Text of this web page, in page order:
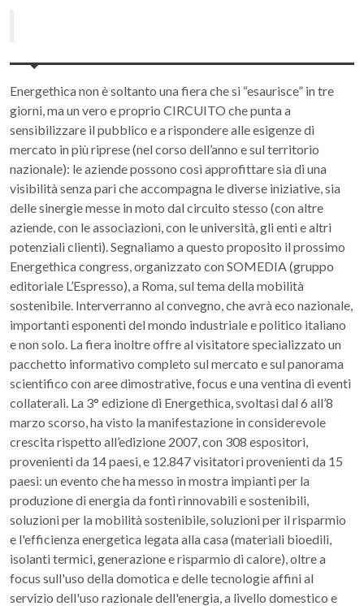
Energethica non è soltanto una fiera che si “esaurisce” in tre
giorni, ma un vero e proprio CIRCUITO che punta a
sensibilizzare il pubblico e a rispondere alle esigenze di
mercato in più riprese (nel corso dell’anno e sul territorio
nazionale): le aziende possono così approfittare sia di una
visibilità senza pari che accompagna le diverse iniziative, sia
delle sinergie messe in moto dal circuito stesso (con altre
aziende, con le associazioni, con le università, gli enti e altri
potenziali clienti). Segnaliamo a questo proposito il prossimo
Energethica congress, organizzato con SOMEDIA (gruppo
editoriale L’Espresso), a Roma, sul tema della mobilità
sostenibile. Interverranno al convegno, che avrà eco nazionale,
importanti esponenti del mondo industriale e politico italiano
e non solo. La fiera inoltre offre al visitatore specializzato un
pacchetto informativo completo sul mercato e sul panorama
scientifico con aree dimostrative, focus e una ventina di eventi
collaterali. La 3° edizione di Energethica, svoltasi dal 6 all’8
marzo scorso, ha visto la manifestazione in considerevole
crescita rispetto all’edizione 2007, con 308 espositori,
provenienti da 14 paesi, e 12.847 visitatori provenienti da 15
paesi: un evento che ha messo in mostra impianti per la
produzione di energia da fonti rinnovabili e sostenibili,
soluzioni per la mobilità sostenibile, soluzioni per il risparmio
e l'efficienza energetica legata alla casa (materiali bioedili,
isolanti termici, generazione e risparmio di calore), oltre a
focus sull'uso della domotica e delle tecnologie affini al
servizio dell'uso razionale dell'energia, a livello domestico e